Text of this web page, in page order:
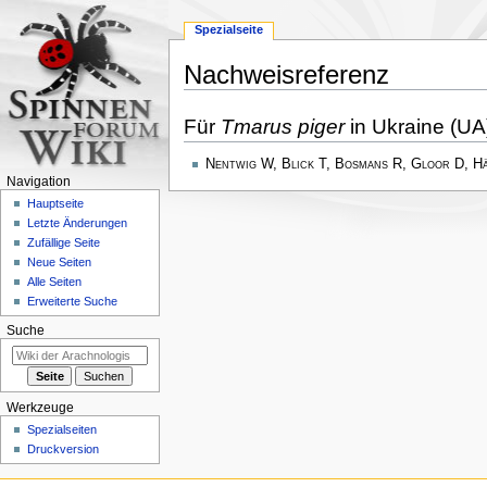
Nachweisreferenz
Navigation
springen
Suche
springen
Für Tmarus pigerin Ukraine
Nentwig W, Blick T, Bosmans R, Gloor D,
Spezialseite
Navigation
Hauptseite
Letzte Änderungen
Zufällige Seite
Neue Seiten
Alle Seiten
Erweiterte Suche
Suche
Werkzeuge
Spezialseiten
Druckversion